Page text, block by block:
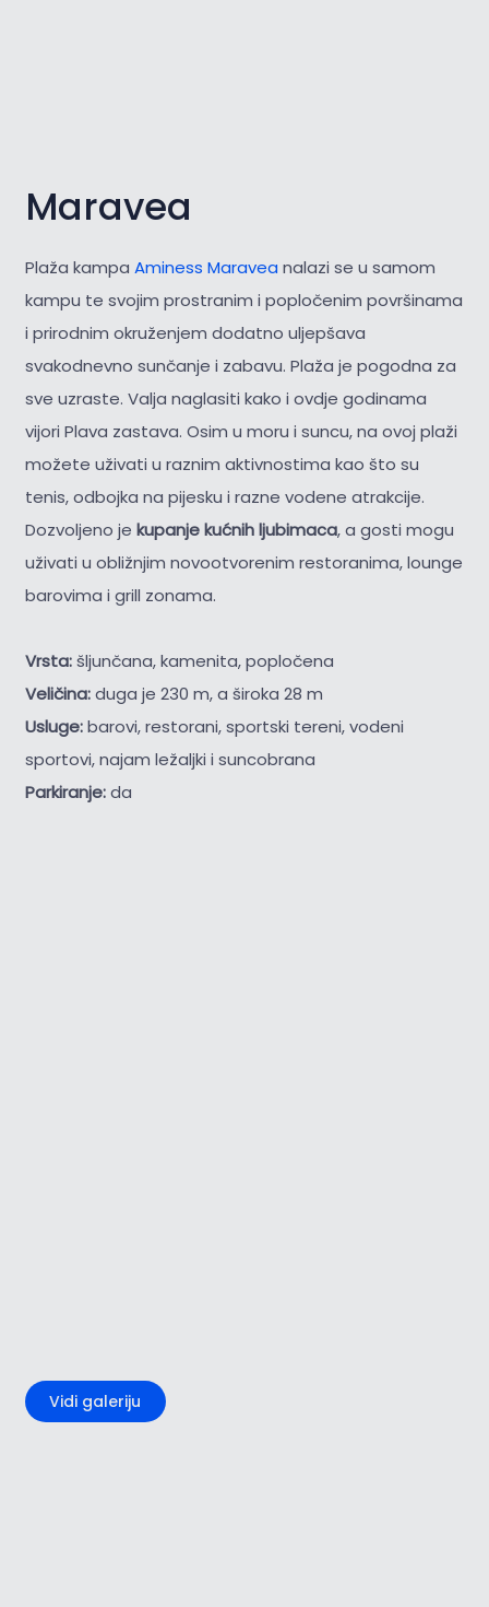
Maravea
Plaža kampa Aminess Maravea nalazi se u samom
kampu te svojim prostranim i popločenim površinama
i prirodnim okruženjem dodatno uljepšava
svakodnevno sunčanje i zabavu. Plaža je pogodna za
sve uzraste. Valja naglasiti kako i ovdje godinama
vijori Plava zastava. Osim u moru i suncu, na ovoj plaži
možete uživati u raznim aktivnostima kao što su
tenis, odbojka na pijesku i razne vodene atrakcije.
Dozvoljeno je kupanje kućnih ljubimaca, a gosti mogu
uživati u obližnjim novootvorenim restoranima, lounge
barovima i grill zonama.
Vrsta:šljunčana, kamenita, popločena
Veličina:duga je 230 m, a široka 28 m
Usluge:barovi, restorani, sportski tereni, vodeni
sportovi, najam ležaljki i suncobrana
Parkiranje:da
Vidi galeriju